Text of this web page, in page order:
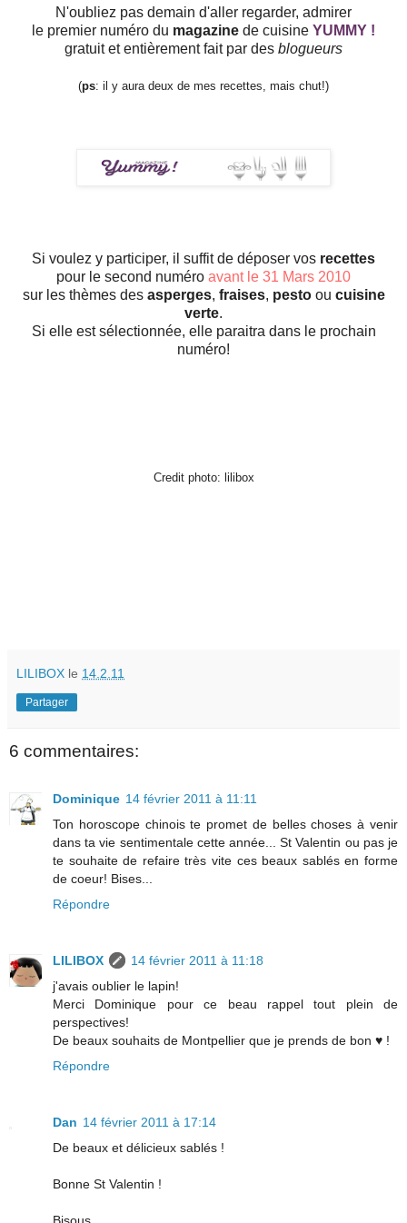
N'oubliez pas demain d'aller regarder, admirer
le premier numéro du magazine de cuisine YUMMY !
gratuit et entièrement fait par des blogueurs
(ps: il y aura deux de mes recettes, mais chut!)
Si voulez y participer, il suffit de déposer vos recettes
pour le second numéro avant le 31 Mars 2010
sur les thèmes des asperges, fraises, pestoou cuisine
verte.
Si elle est sélectionnée, elle paraitra dans le prochain
numéro!
Credit photo: lilibox
LILIBOX le 14.2.11
Partager
6 commentaires:
Dominique 14 février 2011 à 11:11
Ton horoscope chinois te promet de belles choses à venir
dans ta vie sentimentale cette année... St Valentin ou pas je
te souhaite de refaire très vite ces beaux sablés en forme
de coeur! Bises...
Répondre
LILIBOX
14 février 2011 à 11:18
j'avais oublier le lapin!
Merci Dominique pour ce beau rappel tout plein de
perspectives!
De beaux souhaits de Montpellier que je prends de bon ♥ !
Répondre
Dan 14 février 2011 à 17:14
De beaux et délicieux sablés !
Bonne St Valentin !